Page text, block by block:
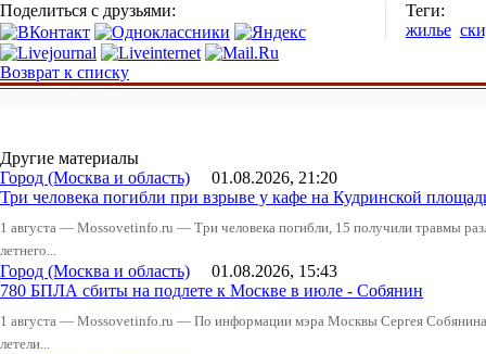
Поделиться с друзьями:
Теги:
жилье
Возврат к списку
Другие материалы
Город (Москва и область) 01.08.2026, 21:20
Три человека погибли при взрыве у кафе на Кудринской
1 августа — Mossovetinfo.ru — Три человека погибли, 15 получили травмы
летнего...
Город (Москва и область) 01.08.2026, 15:43
780 БПЛА сбиты на подлете к Москве в июле - Собянин
1 августа — Mossovetinfo.ru — По информации мэра Москвы Сергея
летели...